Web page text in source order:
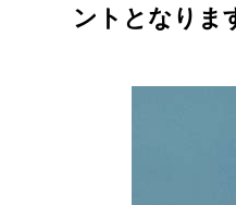
ントとなりま